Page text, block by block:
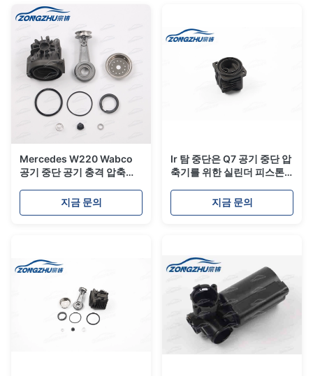
Mercedes W220 Wabco
공기 중단 공기 충격 압축기
지금 문의
Ir 탐 중단은 Q7 공기 중단 압
축기를 위한 실린더 피스톤
지금 문의